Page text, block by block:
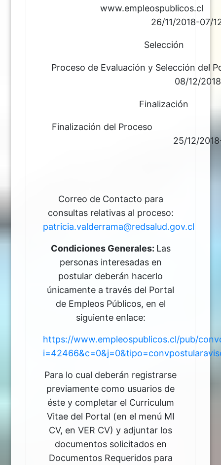
26/11/2018-07/12/
Selección
Proceso de Evaluación y Selección
08/12/2018-24/
Finalización
Finalización del
25/12/2018-31/
Correo de Contacto para
consultas relativas al proceso:
patricia.valderrama@redsalud.gov.cl
Condiciones Generales: Las
personas interesadas en
postular deberán hacerlo
únicamente a través del Portal
de Empleos Públicos, en el
siguiente enlace:
https://www.empleospublicos.cl/pub/
Para lo cual deberán registrarse
previamente como usuarios de
éste y completar el Curriculum
Vitae del Portal (en el menú MI
CV, en VER CV) y adjuntar los
documentos solicitados en
Documentos Requeridos para